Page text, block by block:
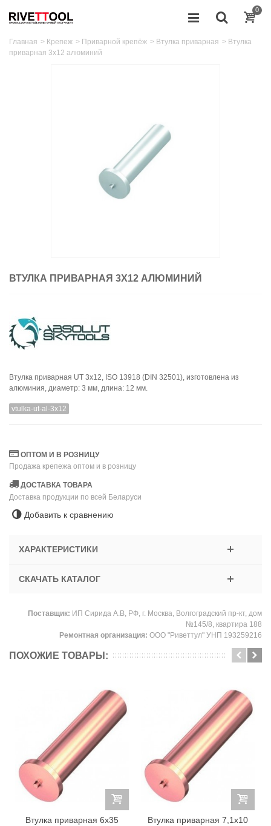
0
Главная > Крепеж > Приварной крепёж > Втулка приварная > Втулка
приварная 3x12 алюминий
ВТУЛКА ПРИВАРНАЯ 3X12 АЛЮМИНИЙ
Втулка приварная UT 3x12, ISO 13918 (DIN 32501), изготовлена из
алюминия, диаметр: 3 мм, длина: 12 мм.
vtulka-ut-al-3x12
ОПТОМ И В РОЗНИЦУ
Продажа крепежа оптом и в розницу
ДОСТАВКА ТОВАРА
Доставка продукции по всей Беларуси
Добавить к сравнению
ХАРАКТЕРИСТИКИ
СКАЧАТЬ КАТАЛОГ
Поставщик: ИП Сирида А.В, РФ, г. Москва, Волгоградский пр-кт, дом
№145/8, квартира 188
Ремонтная организация: ООО "Риветтул" УНП 193259216
ПОХОЖИЕ ТОВАРЫ:
Втулка приварная 6x35
Втулка приварная 7,1x10